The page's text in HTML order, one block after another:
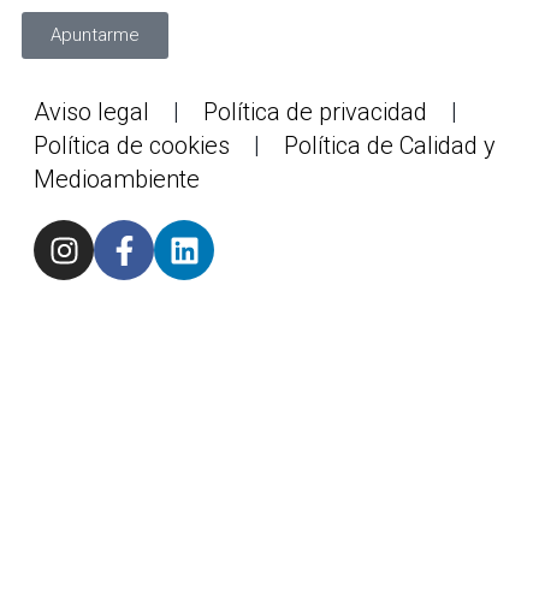
Apuntarme
Aviso legal | Política de privacidad |
Política de cookies | Política de Calidad y
Medioambiente